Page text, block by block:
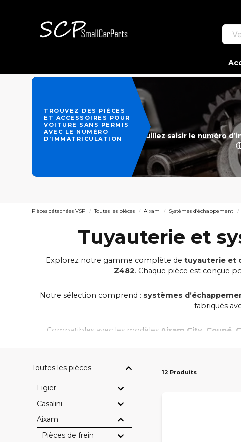
TROUVEZ DES PIÈCES
ET ACCESSOIRES POUR
VOITURE SANS PERMIS
AVEC LE NUMÉRO
D’IMMATRICULATION
Veuillez saisir le numéro
Pièces détachées VSP Toutes les pièces Aixam Systèmes d’échappement
Tuyauterie et
Explorez notre gamme complète de tuyauterie et
Z482. Chaque pièce est conçue
Notre sélection comprend : systèmes
fabriqués
Compatibles avec les modèles Aixam City, Coupé,
Livraison rapide,
Toutes les pièces
Ligier
Casalini
Aixam
Pièces de frein
12 Produits